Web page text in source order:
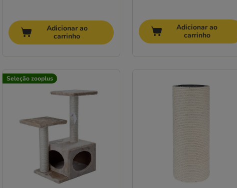
Adicionar ao
carrinho
Adicionar ao
carrinho
Seleção zooplus